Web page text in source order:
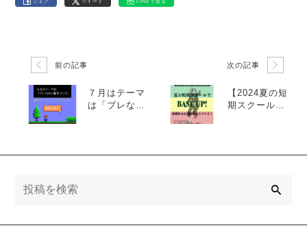
前の記事
７月はテーマ
は「ブレない
次の記事
【2024夏の短
期スクールの